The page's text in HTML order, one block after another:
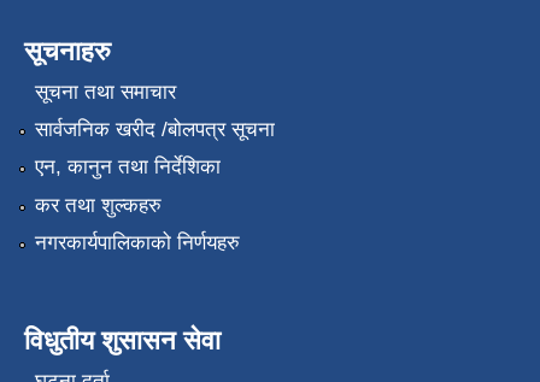
सूचनाहरु
सूचना तथा समाचार
सार्वजनिक खरीद /बोलपत्र सूचना
एन, कानुन तथा निर्देशिका
कर तथा शुल्कहरु
नगरकार्यपालिकाको निर्णयहरु
विधुतीय शुसासन सेवा